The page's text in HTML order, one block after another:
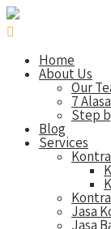
Home
About Us
Our
7
Step
Blog
Services
Jasa
Jasa